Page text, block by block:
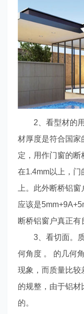
2、看型材的用
材厚度是符合国家
定，用作门窗的断
在1.4mm以上，门
上。此外断桥铝
应该是
断桥铝窗户真正有
3、看切面。质
何角度 。 的几何
现象，而质量比较
的规整，由于铝材
的。